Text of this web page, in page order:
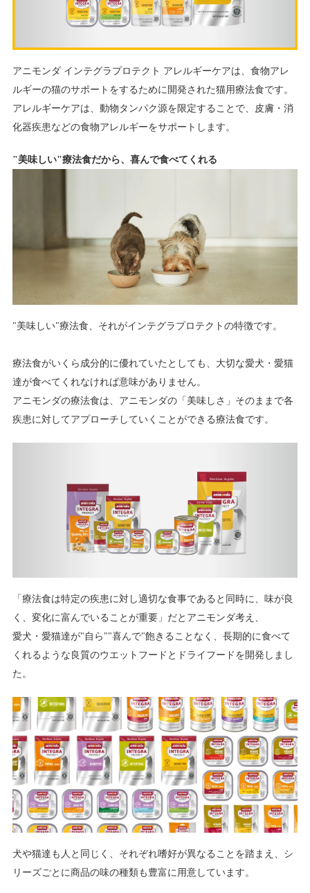
アニモンダ インテグラプロテクト アレルギーケアは、食物アレ
ルギーの猫のサポートをするために開発された猫用療法食です。
アレルギーケアは、動物タンパク源を限定することで、皮膚・消
化器疾患などの食物アレルギーをサポートします。
"美味しい"療法食だから、喜んで食べてくれる
"美味しい"療法食、それがインテグラプロテクトの特徴です。
療法食がいくら成分的に優れていたとしても、大切な愛犬・愛猫
達が食べてくれなければ意味がありません。
アニモンダの療法食は、アニモンダの「美味しさ」そのままで各
疾患に対してアプローチしていくことができる療法食です。
「療法食は特定の疾患に対し適切な食事であると同時に、味が良
く、変化に富んでいることが重要」だとアニモンダ考え、
愛犬・愛猫達が"自ら""喜んで"飽きることなく、長期的に食べて
くれるような良質のウエットフードとドライフードを開発しまし
た。
犬や猫達も人と同じく、それぞれ嗜好が異なることを踏まえ、シ
リーズごとに商品の味の種類も豊富に用意しています。